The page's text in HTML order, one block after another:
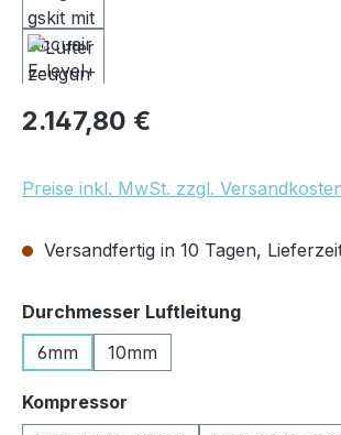
Regulärer Preis:
2.147,80 €
Preise inkl. MwSt. zzgl.
Versandfertig in 10 Tagen,
Durchmesser Luftleitungauswählen
6mm
10mm
Kompressor